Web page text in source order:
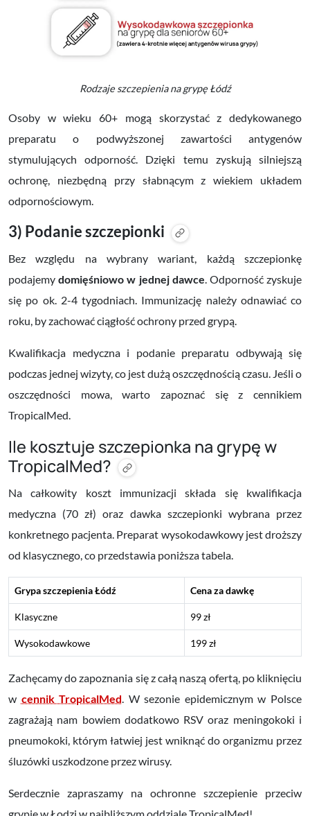
Rodzaje szczepienia na grypę Łódź
Osoby w wieku 60+ mogą skorzystać z dedykowanego
preparatu o podwyższonej zawartości antygenów
stymulujących odporność. Dzięki temu zyskują silniejszą
ochronę, niezbędną przy słabnącym z wiekiem układem
odpornościowym.
3) Podanie szczepionki
Bez względu na wybrany wariant, każdą szczepionkę
podajemydomięśniowo w jednej dawce. Odporność zyskuje
się po ok. 2-4 tygodniach. Immunizację należy odnawiać co
roku, by zachować ciągłość ochrony przed grypą.
Kwalifikacja medyczna i podanie preparatu odbywają się
podczas jednej wizyty, co jest dużą oszczędnością czasu. Jeśli o
oszczędności mowa, warto zapoznać się z cennikiem
TropicalMed.
Ile kosztuje szczepionka na grypę w
TropicalMed?
Na całkowity koszt immunizacji składa się kwalifikacja
medyczna (70 zł) oraz dawka szczepionki wybrana przez
konkretnego pacjenta. Preparat wysokodawkowy jest droższy
od klasycznego, co przedstawia poniższa tabela.
Grypa szczepienia Łódź Cena za dawkę
Klasyczne 99 zł
Wysokodawkowe 199 zł
Zachęcamy do zapoznania się z całą naszą ofertą, po kliknięciu
w cennik TropicalMed. W sezonie epidemicznym w Polsce
zagrażają nam bowiem dodatkowo RSV oraz meningokoki i
pneumokoki, którym łatwiej jest wniknąć do organizmu przez
śluzówki uszkodzone przez wirusy.
Serdecznie zapraszamy na ochronne szczepienie przeciw